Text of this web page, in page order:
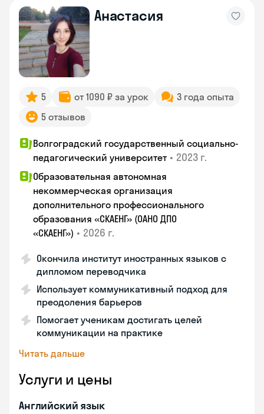
Анастасия
5 от 1090 ₽ за урок
3 года опыта
5 отзывов
Волгоградский государственный социально-
педагогический университет • 2023 г.
Образовательная автономная
некоммерческая организация
дополнительного профессионального
образования «СКАЕНГ» (ОАНО ДПО
«СКАЕНГ») • 2026 г.
Окончила институт иностранных языков с
дипломом переводчика
Использует коммуникативный подход для
преодоления барьеров
Помогает ученикам достигать целей
коммуникации на практике
Читать дальше
Услуги и цены
Английский язык